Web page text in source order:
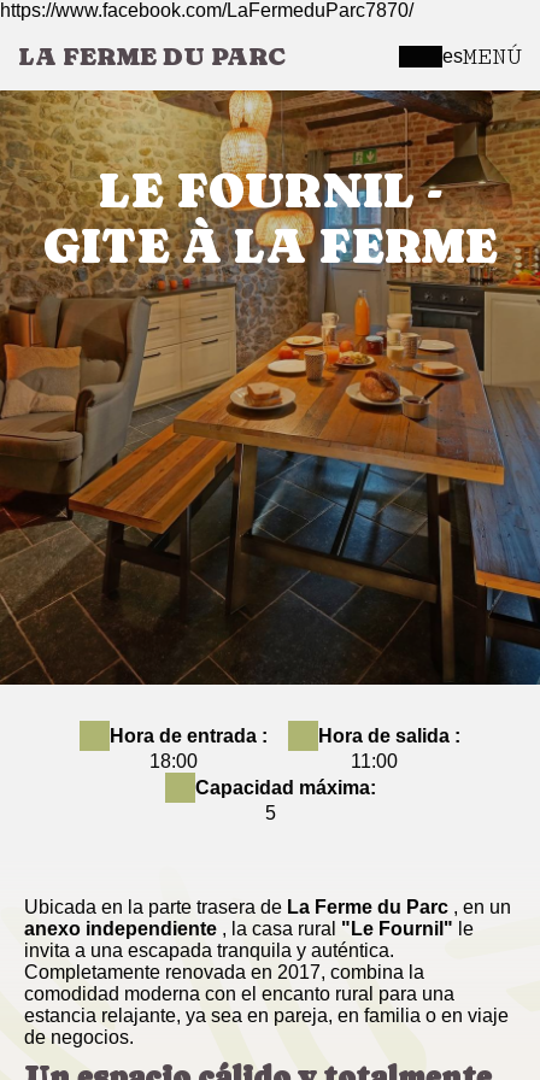
https://www.facebook.com/LaFermeduParc7870/
LA FERME DU PARC esMENÚ
LE FOURNIL -
GITE À LA FERME
Hora de entrada :
18:00
Hora de salida :
11:00
Capacidad máxima:
5
Ubicada en la parte trasera de La Ferme du Parc , en un
anexo independiente , la casa rural "Le Fournil" le
invita a una escapada tranquila y auténtica.
Completamente renovada en 2017, combina la
comodidad moderna con el encanto rural para una
estancia relajante, ya sea en pareja, en familia o en viaje
de negocios.